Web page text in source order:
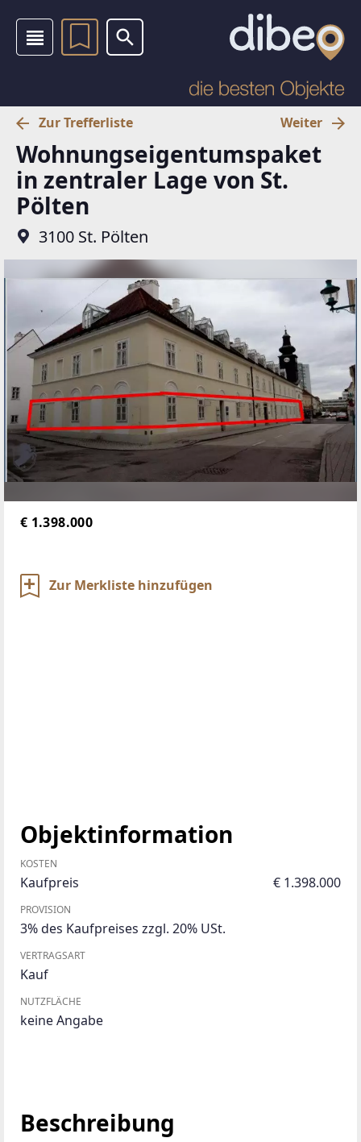
Zur Trefferliste Weiter
Wohnungseigentumspaket
in zentraler Lage von St.
Pölten
3100 St. Pölten
€ 1.398.000
Zur Merkliste hinzufügen
Objektinformation
KOSTEN
Kaufpreis € 1.398.000
PROVISION
3% des Kaufpreises zzgl. 20% USt.
VERTRAGSART
Kauf
NUTZFLÄCHE
keine Angabe
Beschreibung